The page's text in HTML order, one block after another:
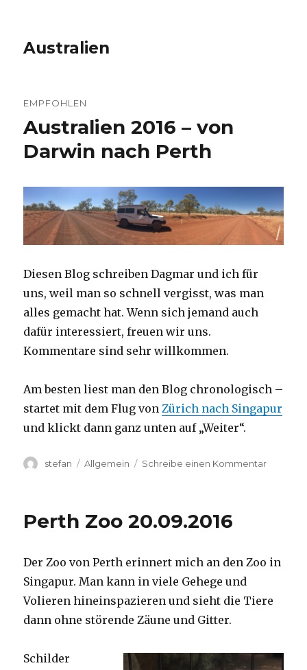
Australien
EMPFOHLEN
Australien 2016 – von
Darwin nach Perth
Diesen Blog schreiben Dagmar und ich für
uns, weil man so schnell vergisst, was man
alles gemacht hat. Wenn sich jemand auch
dafür interessiert, freuen wir uns.
Kommentare sind sehr willkommen.
Am besten liest man den Blog chronologisch –
startet mit dem Flug vonZürich nach Singapur
und klickt dann ganz unten auf „Weiter“.
Autor
stefan Kategorien
Allgemein Schreibe einen Kommentarzu
Perth
Perth Zoo 20.09.2016
Der Zoo von Perth erinnert mich an den Zoo in
Singapur. Man kann in viele Gehege und
Volieren hineinspazieren und sieht die Tiere
dann ohne störende Zäune und Gitter.
Schilder